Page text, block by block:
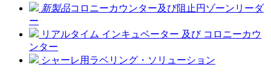
新製品コロニーカウンター及び阻止円ゾーンリーダ
ー
リアルタイム インキュベーター 及び コロニーカウ
ンター
シャーレ用ラベリング・ソリューション